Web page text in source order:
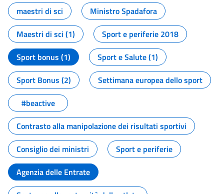
maestri di sci
Ministro Spadafora
Maestri di sci (1)
Sport e periferie 2018
Sport bonus (1)
Sport e Salute (1)
Sport Bonus (2)
Settimana europea dello sport
#beactive
Contrasto alla manipolazione dei risultati sportivi
Consiglio dei ministri
Sport e periferie
Agenzia delle Entrate